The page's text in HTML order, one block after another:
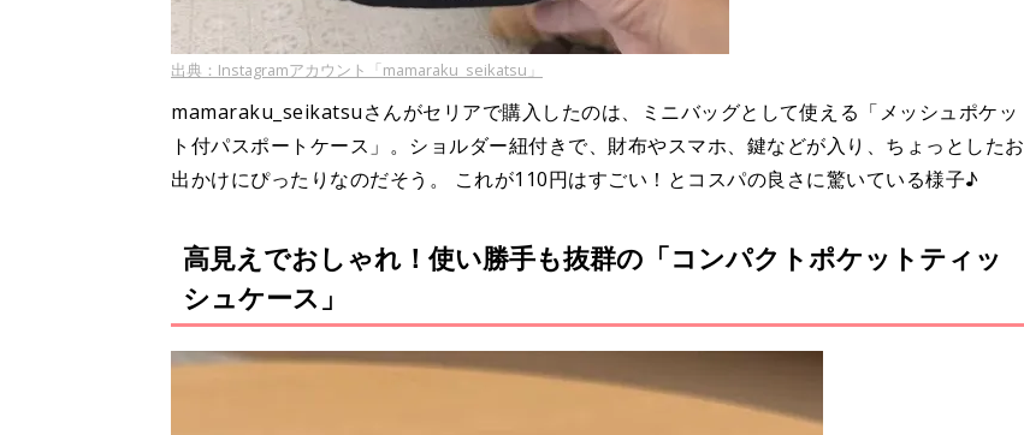
出典：Instagramアカウント「mamaraku_seikatsu」
mamaraku_seikatsuさんがセリアで購入したのは、ミニバッグとして使える「メッシュポケッ
ト付パスポートケース」。ショルダー紐付きで、財布やスマホ、鍵などが入り、ちょっとしたお
出かけにぴったりなのだそう。 これが110円はすごい！とコスパの良さに驚いている様子♪
高見えでおしゃれ！使い勝手も抜群の「コンパクトポケットティッ
シュケース」